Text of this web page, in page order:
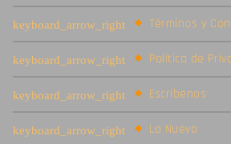
Términos y
Política de
Escríbenos
Lo Nuevo